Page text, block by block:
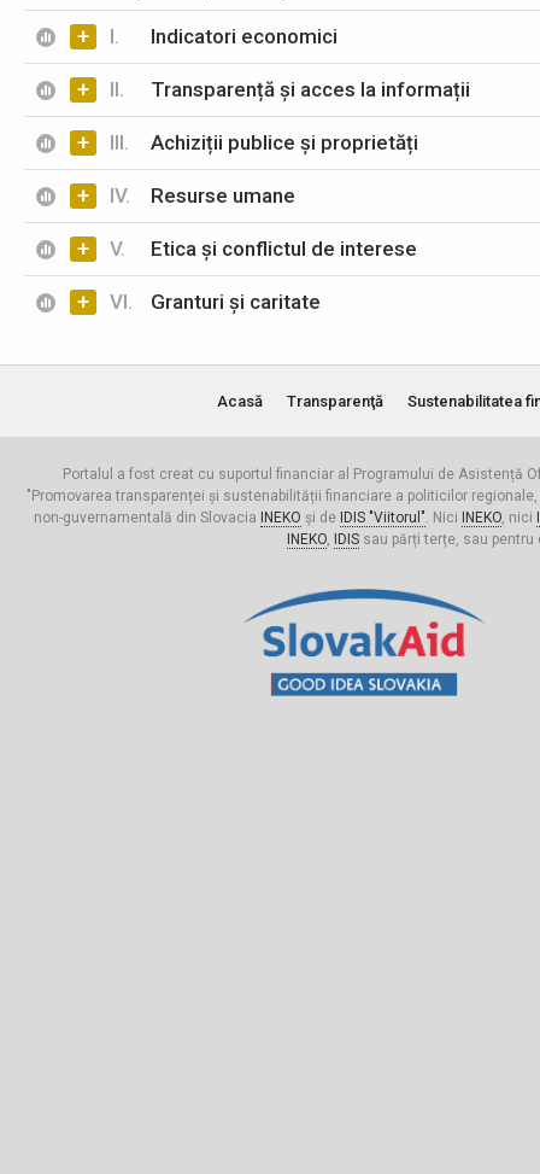
+ I. Indicatori economici
+ II. Transparență și acces la informații
+ III. Achiziții publice și proprietăți
+ IV. Resurse umane
+ V. Etica și conflictul de interese
+ VI. Granturi și caritate
Acasă Transparenţă Sustenabilitatea
Portalul a fost creat cu suportul financiar al Programului de Asistență
"Promovarea transparenței și sustenabilității financiare a politicilor
non-guvernamentală din Slovacia
INEKO și de IDIS "Viitorul". Nici INEKO, nici
INEKO, IDISsau părți terțe, sau pentru